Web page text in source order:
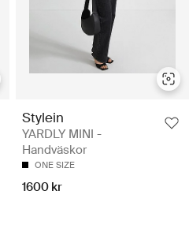
Stylein
YARDLY MINI -
Handväskor
ONE SIZE
1600 kr